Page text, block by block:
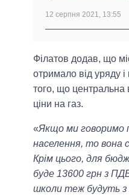
12 серпня 2021, 13:55
Філатов додав, що
отримало від уряду і
того, що центральна
ціни на газ.
«Якщо ми говоримо
населення, то вона
Крім цього, для
буде 13600 грн з
школи теж будуть